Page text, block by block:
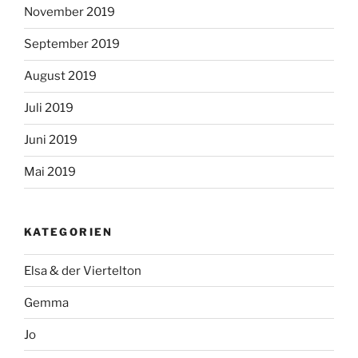
November 2019
September 2019
August 2019
Juli 2019
Juni 2019
Mai 2019
KATEGORIEN
Elsa & der Viertelton
Gemma
Jo